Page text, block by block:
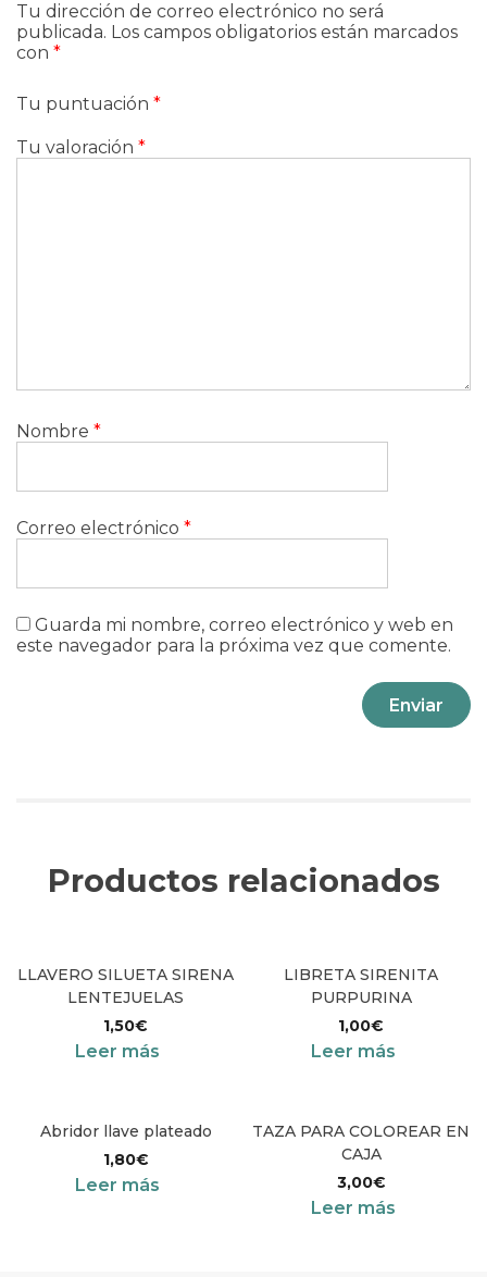
Tu dirección de correo electrónico no será
publicada. Los campos obligatorios están marcados
con *
Tu puntuación *
Tu valoración *
Nombre *
Correo electrónico *
Guarda mi nombre, correo electrónico y web en
este navegador para la próxima vez que comente.
Productos relacionados
LLAVERO SILUETA SIRENA
LENTEJUELAS
1,50€
Leer más
LIBRETA SIRENITA
PURPURINA
1,00€
Leer más
Abridor llave plateado
1,80€
Leer más
TAZA PARA COLOREAR EN
CAJA
3,00€
Leer más